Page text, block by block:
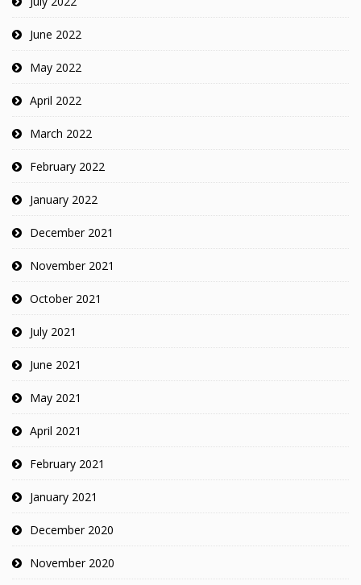
June 2022
May 2022
April 2022
March 2022
February 2022
January 2022
December 2021
November 2021
October 2021
July 2021
June 2021
May 2021
April 2021
February 2021
January 2021
December 2020
November 2020